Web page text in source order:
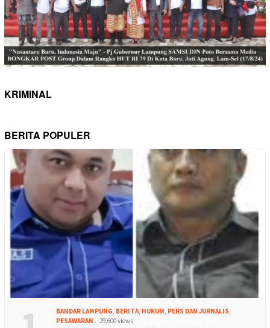
KRIMINAL
BERITA POPULER
BANDAR LAMPUNG, BERITA, HUKUM, PERS DAN JURNALIS,
PESAWARAN
29,600 views